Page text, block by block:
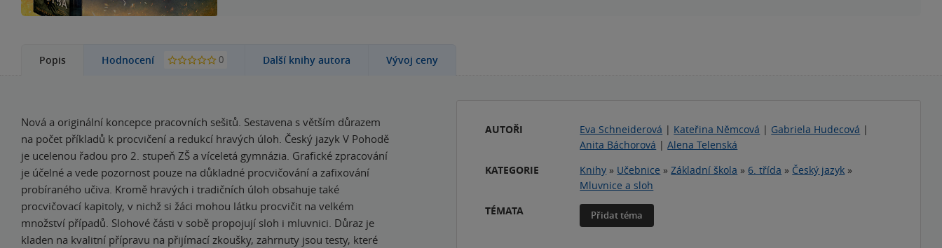
Popis Hodnocení 0 Další knihy autora Vývoj ceny
Nová a originální koncepce pracovních sešitů. Sestavena s větším důrazem
na počet příkladů k procvičení a redukcí hravých úloh. Český jazyk V Pohodě
je ucelenou řadou pro 2. stupeň ZŠ a víceletá gymnázia. Grafické zpracování
je účelné a vede pozornost pouze na důkladné procvičování a zafixování
probíraného učiva. Kromě hravých i tradičních úloh obsahuje také
procvičovací kapitoly, v nichž si žáci mohou látku procvičit na velkém
množství případů. Slohové části v sobě propojují sloh i mluvnici. Důraz je
kladen na kvalitní přípravu na přijímací zkoušky, zahrnuty jsou testy, které
AUTOŘI Eva Schneiderová | Kateřina Němcová | Gabriela Hudecová |
Anita Báchorová |Alena Telenská
KATEGORIE
Knihy » Učebnice »Základní škola » 6. třída » Český jazyk »
Mluvnice a sloh
TÉMATA
Přidat téma